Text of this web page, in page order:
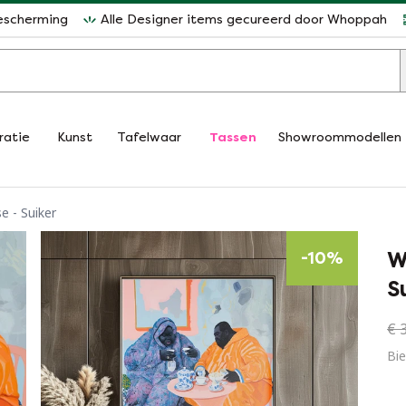
Alle Designer items gecureerd door Whoppah
Kunst Tafelwaar Tassen Showroommodellen
- Suiker
-10%
€